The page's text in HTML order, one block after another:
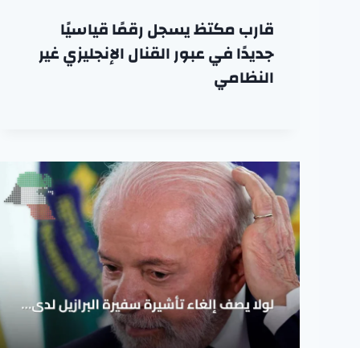
قارب مكتظ يسجل رقمًا قياسيًا
جديدًا في عبور القنال الإنجليزي غير
النظامي